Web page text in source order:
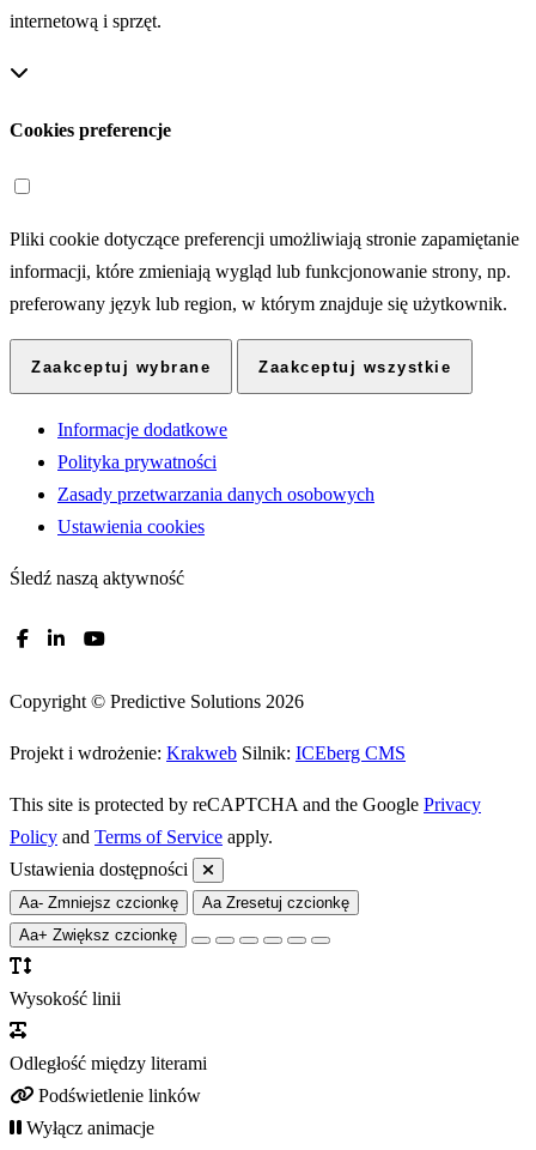
internetową i sprzęt.
Cookies preferencje
Pliki cookie dotyczące preferencji umożliwiają stronie zapamiętanie
informacji, które zmieniają wygląd lub funkcjonowanie strony, np.
preferowany język lub region, w którym znajduje się użytkownik.
Zaakceptuj wybrane Zaakceptuj wszystkie
Informacje dodatkowe
Polityka prywatności
Zasady przetwarzania danych osobowych
Ustawienia cookies
Śledź naszą aktywność
Copyright © Predictive Solutions 2026
Projekt i wdrożenie: Krakweb Silnik: ICEberg CMS
This site is protected by reCAPTCHA and the Google Privacy
Policy and Terms of Service apply.
Ustawienia dostępności
Aa- Zmniejsz czcionkę Aa Zresetuj czcionkę
Aa+ Zwiększ czcionkę
Wysokość linii
Odległość między literami
Podświetlenie linków
Wyłącz animacje